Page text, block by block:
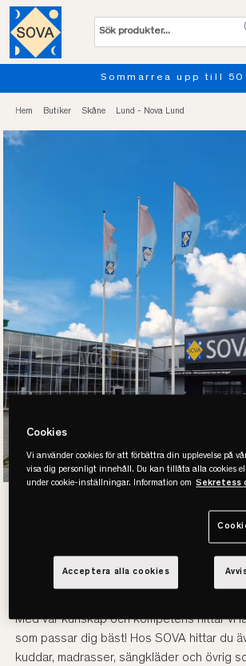
Sommarrea upp till
Hem Butiker Skåne Lund - Nova Lund
SOVA NOVA
Med vår kunskap och kompetens hittar vi
som passar dig bäst! Hos SOVA hittar du
kuddar, madrasser, sängkläder och övrig
Cookies
Vi använder cookies för att förbättra din upplevelse på
visa dig personligt innehåll. Du kan tillåta alla cookies
under cookie-inställningar. Information om Sekretess
Acceptera alla cookies